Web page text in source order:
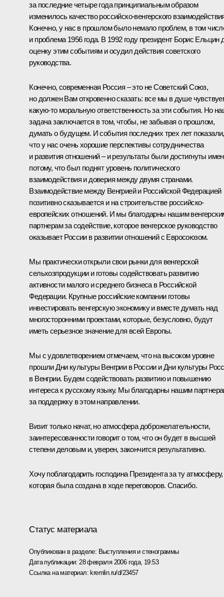
за последние четыре года принципиальным образом
изменилось качество российско-венгерского
Конечно, у нас в прошлом было немало проблем, в том
и проблема 1956 года. В 1992 году президент Борис Ельцин
оценку этим событиям и осудил действия советского
руководства.
Конечно, современная Россия – это не Советский Союз,
но должен Вам откровенно сказать: все мы в душе
какую‑то моральную ответственность за эти события. Но
задача заключается в том, чтобы, не забывая о прошлом,
думать о будущем. И события последних трех лет показали,
что у нас очень хорошие перспективы сотрудничества
и развития отношений – и результаты были достигнуты
потому, что был поднят уровень политического
взаимодействия и доверия между двумя странами.
Взаимодействие между Венгрией и Российской Федерацией
позитивно сказывается и на строительстве российско-
европейских отношений. И мы благодарны нашим
партнерам за содействие, которое венгерское руководство
оказывает России в развитии отношений с Евросоюзом.
Мы практически открыли свои рынки для венгерской
сельхозпродукции и готовы содействовать развитию
активности малого и среднего бизнеса в Российской
Федерации. Крупные российские компании готовы
инвестировать венгерскую экономику и вместе думать над
многосторонними проектами, которые, безусловно, будут
иметь серьезное значение для всей Европы.
Мы с удовлетворением отмечаем, что на высоком уровне
прошли Дни культуры Венгрии в России и Дни культуры
в Венгрии. Будем содействовать развитию и повышению
интереса к русскому языку. Мы благодарны нашим
за поддержку в этом направлении.
Визит только начат, но атмосфера доброжелательности,
заинтересованности говорит о том, что он будет в высшей
степени деловым и, уверен, закончится результативно.
Хочу поблагодарить господина Президента за ту атмосферу,
которая была создана в ходе переговоров. Спасибо.
Статус материала
Опубликован в разделе: Выступления и стенограммы
Дата публикации: 28 февраля 2006 года, 19:53
Ссылка на материал:kremlin.ru/d/23457